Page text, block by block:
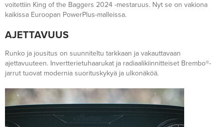
voitettiin King of the Baggers 2024 -mestaruus. Nyt se on vakiona
kaikissa Euroopan PowerPlus-malleissa.
AJETTAVUUS
Runko ja jousitus on suunniteltu tarkkaan ja vakauttavaan
ajettavuuteen. Invertterietuhaarukat ja radiaalikiinnitteiset Brembo®-
jarrut tuovat modernia suorituskykyä ja ulkonäköä.